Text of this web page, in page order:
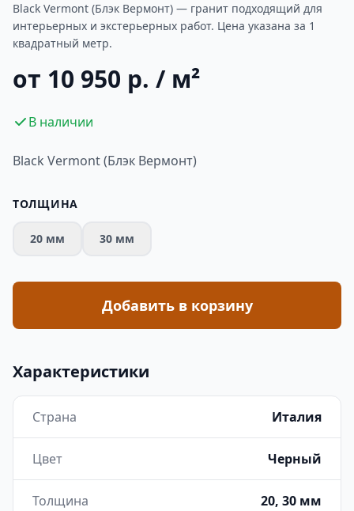
Black Vermont (Блэк Вермонт) — гранит подходящий для
интерьерных и экстерьерных работ. Цена указана за 1
квадратный метр.
от 10 950 р. / м²
В наличии
Black Vermont (Блэк Вермонт)
ТОЛЩИНА
20 мм 30 мм
Добавить в корзину
Характеристики
Страна Италия
Цвет Черный
Толщина 20, 30 мм